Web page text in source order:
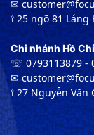
✉︎
⟟ 25 ngõ 81 Láng
Chi nhánh Hồ
☏ 0793113879 -
✉︎
⟟ 27 Nguyễn Văn